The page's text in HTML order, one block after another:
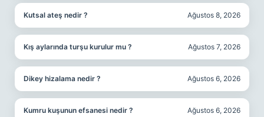
Kutsal ateş nedir ? Ağustos 8, 2026
Kış aylarında turşu kurulur mu ? Ağustos 7, 2026
Dikey hizalama nedir ? Ağustos 6, 2026
Kumru kuşunun efsanesi nedir ? Ağustos 6, 2026